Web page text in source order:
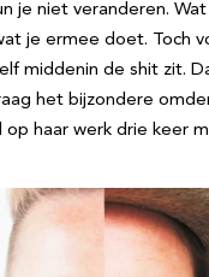
je niet veranderen.
je ermee doet. Toch
middenin de shit zit.
het bijzondere
op haar werk drie keer